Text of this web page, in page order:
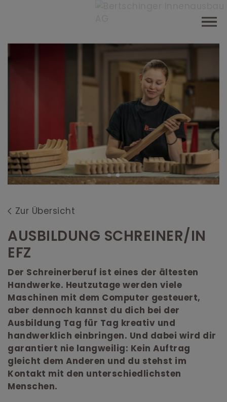
Zur Übersicht
AUSBILDUNG SCHREINER/IN
EFZ
Der Schreinerberuf ist eines der ältesten
Handwerke. Heutzutage werden viele
Maschinen mit dem Computer gesteuert,
aber dennoch kannst du dich bei der
Ausbildung Tag für Tag kreativ und
handwerklich einbringen. Und dabei wird dir
garantiert nie langweilig: Kein Auftrag
gleicht dem Anderen und du stehst im
Kontakt mit den unterschiedlichsten
Menschen.